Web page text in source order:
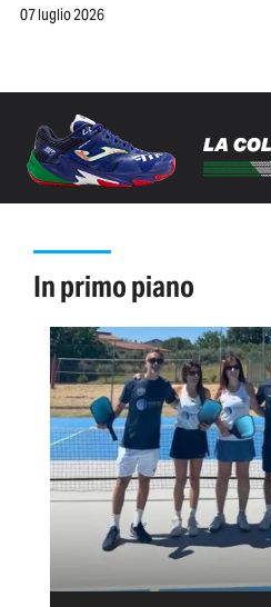
07 luglio 2026
in primo piano